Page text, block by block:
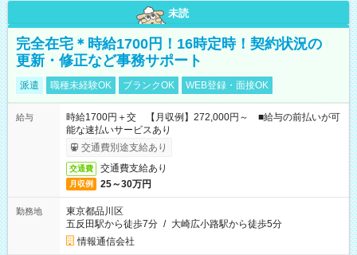
未読
完全在宅＊時給1700円！16時定時！契約状況の
更新・修正など事務サポート
派遣 職種未経験OK ブランクOK WEB登録・面接OK
給与
時給1700円＋交 【月収例】272,000円～ ■給与の前払いが可
能な速払いサービスあり
交通費別途支給あり
交通費 交通費支給あり
月収例 25～30万円
勤務地
東京都品川区
五反田駅から徒歩7分 / 大崎広小路駅から徒歩5分
情報通信会社